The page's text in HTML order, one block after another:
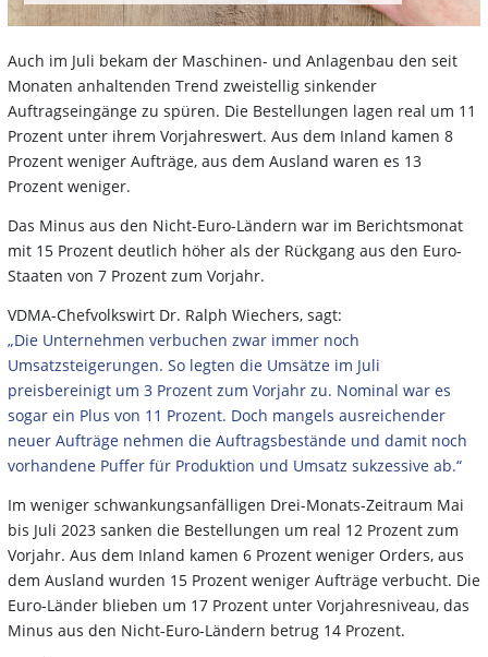
Auch im Juli bekam der Maschinen- und Anlagenbau den seit
Monaten anhaltenden Trend zweistellig sinkender
Auftragseingänge zu spüren. Die Bestellungen lagen real um 11
Prozent unter ihrem Vorjahreswert. Aus dem Inland kamen 8
Prozent weniger Aufträge, aus dem Ausland waren es 13
Prozent weniger.
Das Minus aus den Nicht-Euro-Ländern war im Berichtsmonat
mit 15 Prozent deutlich höher als der Rückgang aus den Euro-
Staaten von 7 Prozent zum Vorjahr.
VDMA-Chefvolkswirt Dr. Ralph Wiechers, sagt:
„Die Unternehmen verbuchen zwar immer noch
Umsatzsteigerungen. So legten die Umsätze im Juli
preisbereinigt um 3 Prozent zum Vorjahr zu. Nominal war es
sogar ein Plus von 11 Prozent. Doch mangels ausreichender
neuer Aufträge nehmen die Auftragsbestände und damit noch
vorhandene Puffer für Produktion und Umsatz sukzessive ab.“
Im weniger schwankungsanfälligen Drei-Monats-Zeitraum Mai
bis Juli 2023 sanken die Bestellungen um real 12 Prozent zum
Vorjahr. Aus dem Inland kamen 6 Prozent weniger Orders, aus
dem Ausland wurden 15 Prozent weniger Aufträge verbucht. Die
Euro-Länder blieben um 17 Prozent unter Vorjahresniveau, das
Minus aus den Nicht-Euro-Ländern betrug 14 Prozent.